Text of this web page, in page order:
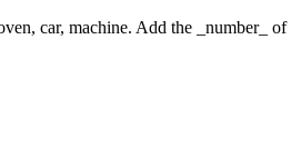
car, machine. Add the _number_ of